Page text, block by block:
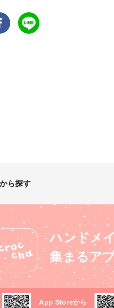
ら探す
ハンドメ
集まるア
App Storeから